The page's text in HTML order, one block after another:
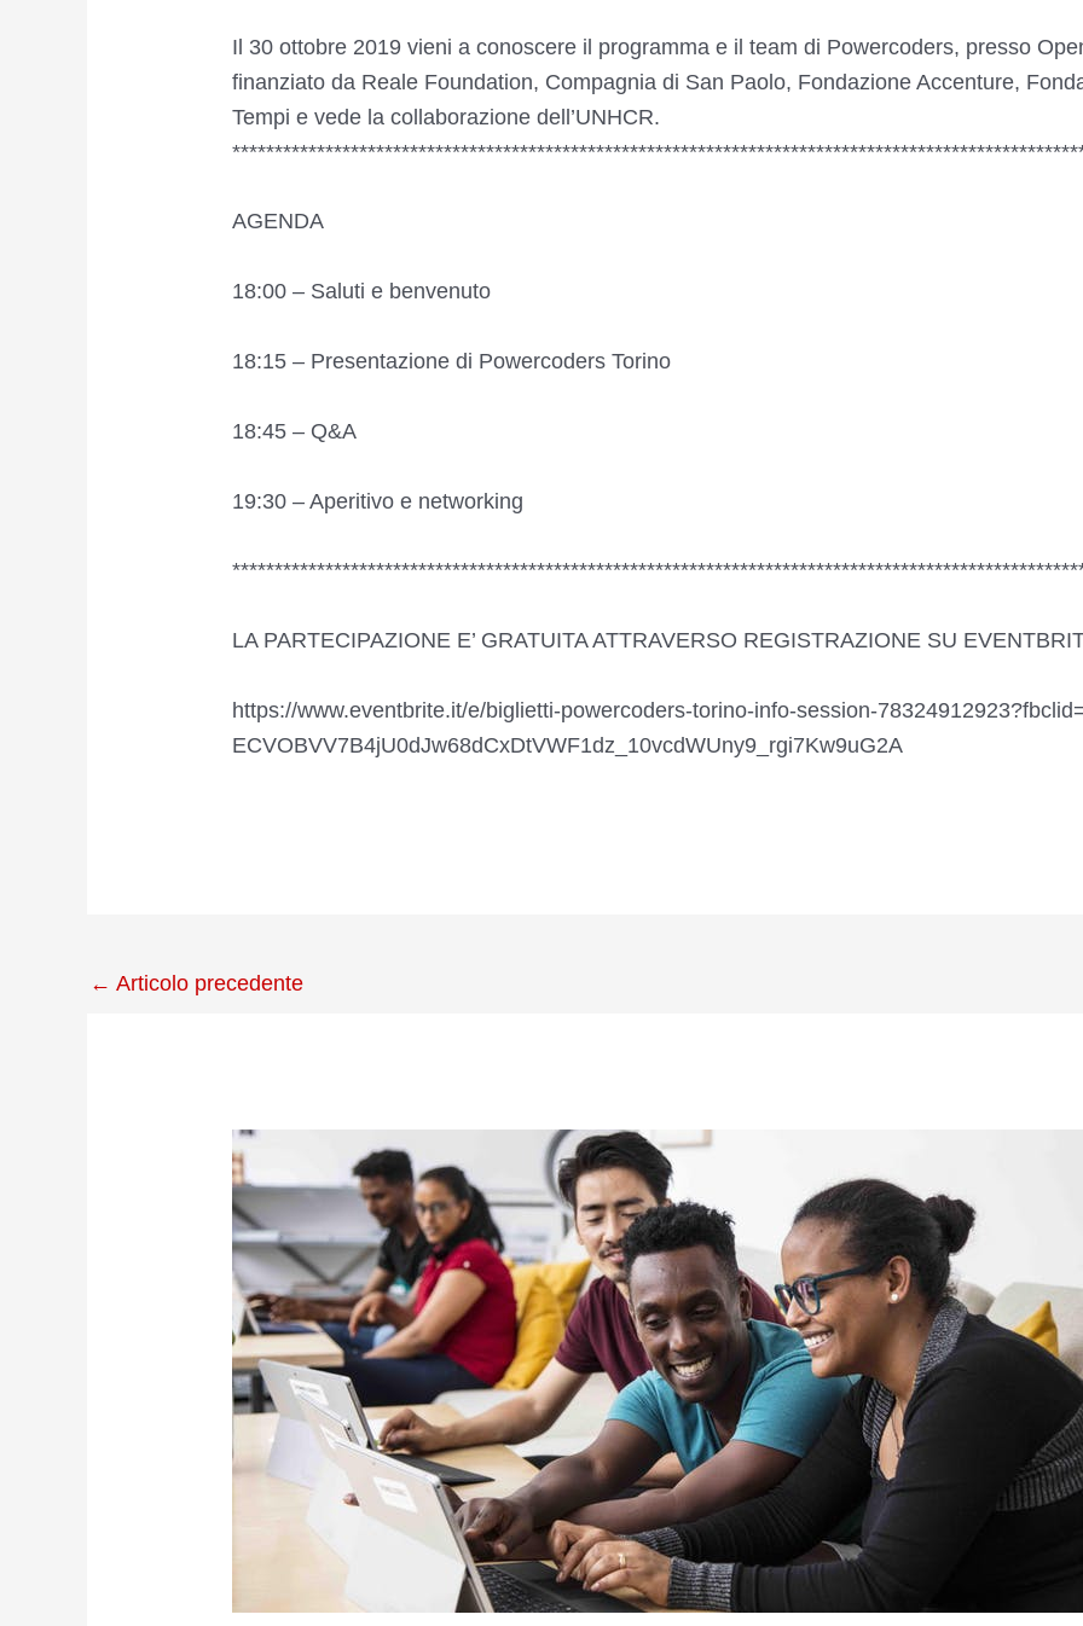
Il 30 ottobre 2019 vieni a conoscere il programma e il team di Powercoders, presso
finanziato da Reale Foundation, Compagnia di San Paolo, Fondazione Accenture,
Tempi e vede la collaborazione dell’UNHCR.
AGENDA
18:00 – Saluti e benvenuto
18:15 – Presentazione di Powercoders Torino
18:45 – Q&A
19:30 – Aperitivo e networking
LA PARTECIPAZIONE E’ GRATUITA ATTRAVERSO REGISTRAZIONE SU
https://www.eventbrite.it/e/biglietti-powercoders-torino-info-session-
ECVOBVV7B4jU0dJw68dCxDtVWF1dz_10vcdWUny9_rgi7Kw9uG2A
← Articolo precedente